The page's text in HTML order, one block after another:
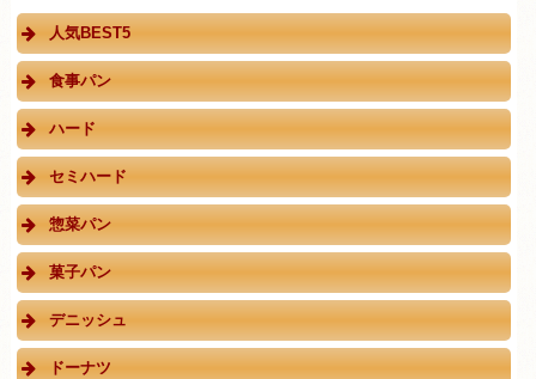
人気BEST5
食事パン
ハード
セミハード
惣菜パン
菓子パン
デニッシュ
ドーナツ